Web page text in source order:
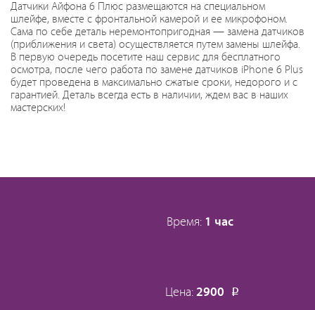
Датчики Айфона 6 Плюс размещаются на специальном
шлейфе, вместе с фронтальной камерой и ее микрофоном.
Сама по себе деталь неремонтопригодная — замена датчиков
(приближения и света) осуществляется путем замены шлейфа.
В первую очередь посетите наш сервис для бесплатного
осмотра, после чего работа по замене датчиков iPhone 6 Plus
будет проведена в максимально сжатые сроки, недорого и с
гарантией. Деталь всегда есть в наличии, ждем вас в наших
мастерских!
Время: 1 час
Цена: 2900 Р